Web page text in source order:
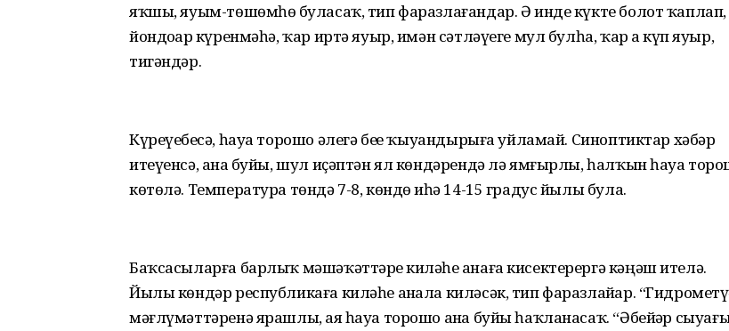
яҡшы, яуым-төшөмһөҙ буласаҡ, тип фаразлағандар. Ә инде күкте болот ҡаплап,
йондоҙҙар күренмәһә, ҡар иртә яуыр, имән сәтләүеге мул булһа, ҡар ҙа күп яуыр,
тигәндәр.
Күреүебеҙсә, һауа торошо әлегә беҙҙе ҡыуандырыға уйламай. Синоптиктар хәбәр
итеүенсә, аҙна буйы, шул иҫәптән ял көндәрендә лә ямғырлы, һалҡын һауа
көтөлә. Температура төндә 7-8, көндөҙ иһә 14-15 градус йылы була.
Баҡсасыларға барлыҡ мәшәҡәттәрҙе киләһе аҙнаға кисектерергә кәңәш ителә.
Йылы көндәр республикаға киләһе аҙнала киләсәк, тип фаразлайҙар.
мәғлүмәттәренә ярашлы, аяҙ һауа торошо аҙна буйы һаҡланасаҡ. “Әбейҙәр